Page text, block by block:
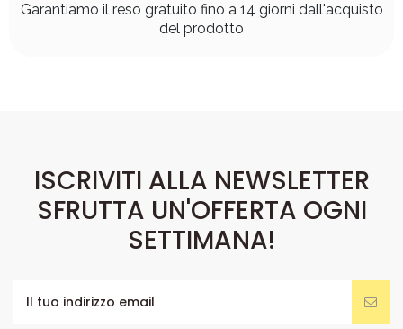
Garantiamo il reso gratuito fino a 14 giorni dall'acquisto
del prodotto
ISCRIVITI ALLA NEWSLETTER
SFRUTTA UN'OFFERTA OGNI
SETTIMANA!